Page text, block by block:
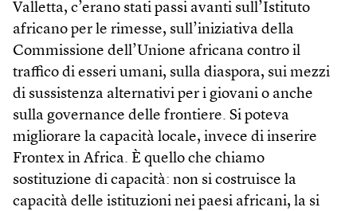
Valletta, c’erano stati passi avanti sull’Istituto
africano per le rimesse, sull’iniziativa della
Commissione dell’Unione africana contro il
traffico di esseri umani, sulla diaspora, sui mezzi
di sussistenza alternativi per i giovani o anche
sulla governance delle frontiere. Si poteva
migliorare la capacità locale, invece di inserire
Frontex in Africa. È quello che chiamo
sostituzione di capacità: non si costruisce la
capacità delle istituzioni nei paesi africani, la si